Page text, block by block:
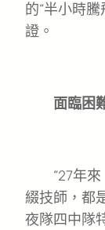
的“半小時
證。
面臨困
“27年來
綴技師，都
夜隊四中隊